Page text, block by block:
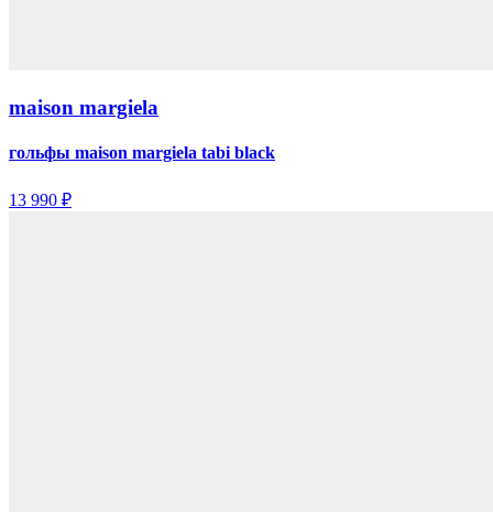
maison margiela
гольфы maison margiela tabi black
13 990 ₽